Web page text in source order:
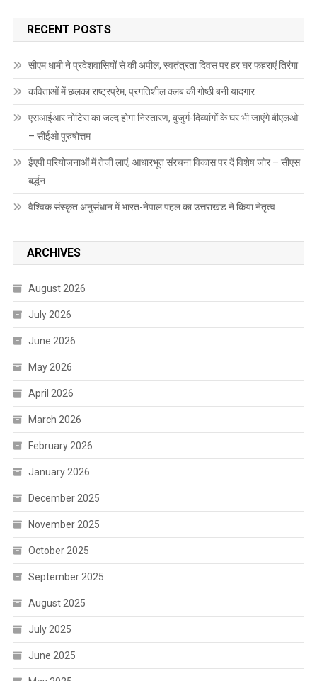
RECENT POSTS
सीएम धामी ने प्रदेशवासियों से की अपील, स्वतंत्रता दिवस पर हर घर फहराएं तिरंगा
कविताओं में छलका राष्ट्रप्रेम, प्रगतिशील क्लब की गोष्ठी बनी यादगार
एसआईआर नोटिस का जल्द होगा निस्तारण, बुजुर्ग-दिव्यांगों के घर भी जाएंगे बीएलओ
– सीईओ पुरुषोत्तम
ईएपी परियोजनाओं में तेजी लाएं, आधारभूत संरचना विकास पर दें विशेष जोर – सीएस
बर्द्धन
वैश्विक संस्कृत अनुसंधान में भारत-नेपाल पहल का उत्तराखंड ने किया नेतृत्व
ARCHIVES
August 2026
July 2026
June 2026
May 2026
April 2026
March 2026
February 2026
January 2026
December 2025
November 2025
October 2025
September 2025
August 2025
July 2025
June 2025